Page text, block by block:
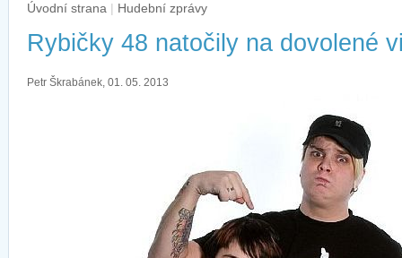
Úvodní strana | Hudební zprávy
Rybičky 48 natočily na dovolené
Petr Škrabánek, 01. 05. 2013